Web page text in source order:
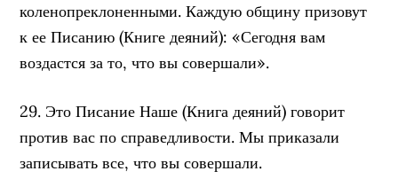
коленопреклоненными. Каждую общину призовут
к ее Писанию (Книге деяний): «Сегодня вам
воздастся за то, что вы совершали».
29. Это Писание Наше (Книга деяний) говорит
против вас по справедливости. Мы приказали
записывать все, что вы совершали.